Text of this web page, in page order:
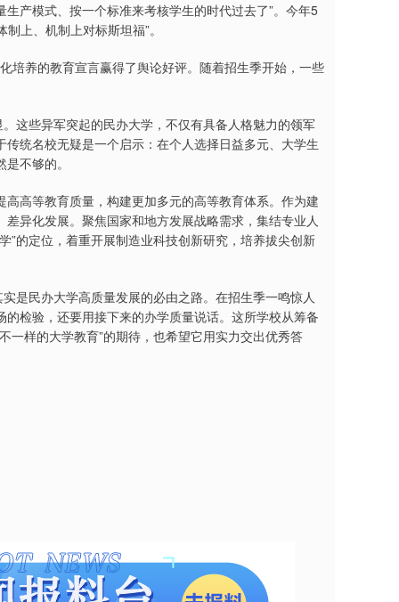
产模式、按一个标准来考核学生的时代过去了”。今年5
上、机制上对标斯坦福”。
培养的教育宣言赢得了舆论好评。随着招生季开始，一些
这些异军突起的民办大学，不仅有具备人格魅力的领军
统名校无疑是一个启示：在个人选择日益多元、大学生
不够的。
高等教育质量，构建更加多元的高等教育体系。作为建
异化发展。聚焦国家和地方发展战略需求，集结专业人
”的定位，着重开展制造业科技创新研究，培养拔尖创新
是民办大学高质量发展的必由之路。在招生季一鸣惊人
检验，还要用接下来的办学质量说话。这所学校从筹备
一样的大学教育”的期待，也希望它用实力交出优秀答